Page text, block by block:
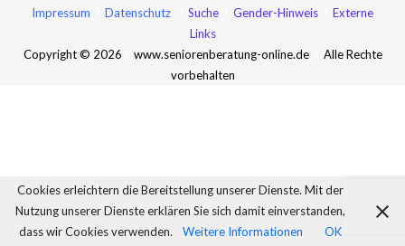
Impressum Datenschutz Suche Gender-Hinweis
Externe
Links
Copyright © 2026
www.seniorenberatung-online.de
Alle Rechte
vorbehalten
Cookies erleichtern die Bereitstellung unserer Dienste. Mit der
Nutzung unserer Dienste erklären Sie sich damit einverstanden,
dass wir Cookies verwenden.
Weitere Informationen OK